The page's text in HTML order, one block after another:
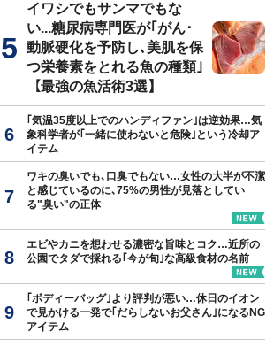
イワシでもサンマでもな
い...糖尿病専門医が｢がん･
動脈硬化を予防し､美肌を保
つ栄養素をとれる魚の種類｣
【最強の魚活術3選】
｢気温35度以上でのハンディファン｣は逆効果…気
象科学者が｢一緒に使わないと危険｣という冷却ア
イテム
ワキの臭いでも､口臭でもない…女性の大半が不潔
と感じているのに､75%の男性が見落としてい
る"臭い"の正体
エビやカニを想わせる濃密な旨味とコク…近所の
公園でタダで採れる｢今が旬｣な高級食材の名前
｢ボディーバッグ｣より評判が悪い…休日のイオン
で見かける一発で｢だらしないお父さん｣になるNG
アイテム